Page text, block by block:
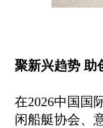
聚新兴趋势 助
在2026中国国
闲船艇协会、